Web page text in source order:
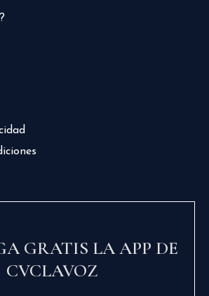
GRATIS LA APP DE
CVCLAVOZ